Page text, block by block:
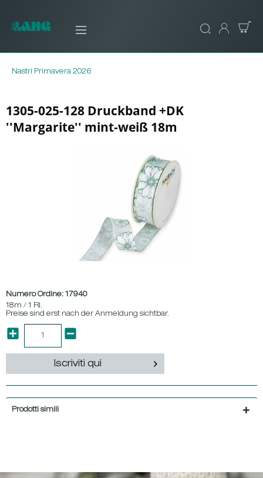
Nastri Primavera 2026
1305-025-128 Druckband +DK
''Margarite'' mint-weiß 18m
Numero Ordine: 17940
18m / 1 Rl.
Preise sind erst nach der Anmeldung sichtbar.
Iscriviti qui
Prodotti simili